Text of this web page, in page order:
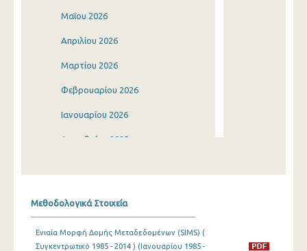
Μαΐου 2026
Απριλίου 2026
Μαρτίου 2026
Φεβρουαρίου 2026
Ιανουαρίου 2026
Δεκεμβρίου 2025
Αυγούστου 2025
Μεθοδολογικά Στοιχεία
Ενιαία Μορφή Δομής Μεταδεδομένων (SIMS) (
Συγκεντρωτικό 1985 - 2014 ) (Ιανουαρίου 1985 -